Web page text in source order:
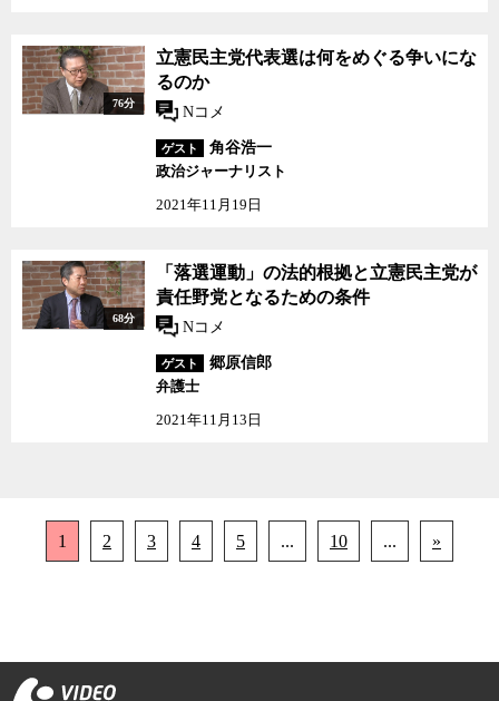
76分
立憲民主党代表選は何をめぐる争いにな
るのか
Nコメ
ゲスト
角谷浩一
政治ジャーナリスト
2021年11月19日
68分
「落選運動」の法的根拠と立憲民主党が
責任野党となるための条件
Nコメ
ゲスト
郷原信郎
弁護士
2021年11月13日
1 2 3 4 5 ... 10 ... »